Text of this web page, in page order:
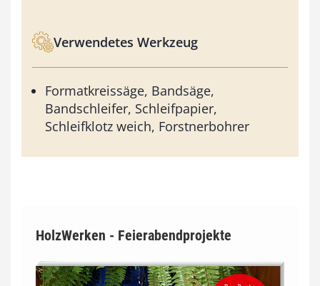
Verwendetes Werkzeug
Formatkreissäge, Bandsäge,
Bandschleifer, Schleifpapier,
Schleifklotz weich, Forstnerbohrer
HolzWerken - Feierabendprojekte